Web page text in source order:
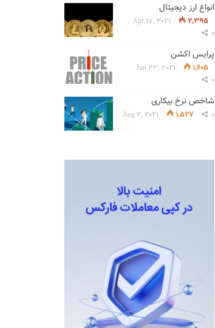
انواع ارز دیجیتال
Apr 17, 2021
2,395
0
پرایس اکشن
Jun 23, 2021
1,605
0
شاخص نرخ بیکاری
Aug 2, 2021 1,527 0